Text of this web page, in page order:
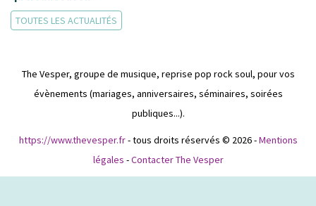
TOUTES LES ACTUALITÉS
The Vesper, groupe de musique, reprise pop rock soul, pour vos
évènements (mariages, anniversaires, séminaires, soirées
publiques...).
https://www.thevesper.fr- tous droits réservés © 2026 -Mentions
légales -Contacter The Vesper